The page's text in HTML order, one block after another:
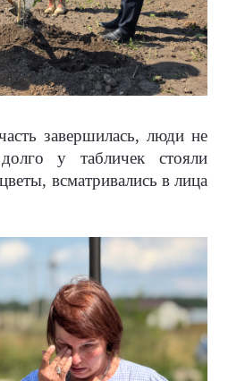
завершилась, люди не
у табличек стояли
всматривались в лица